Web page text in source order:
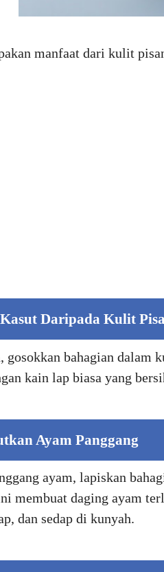
manfaat dari kulit
Daripada Kulit
gosokkan bahagian dalam
kain lap biasa yang
Ayam Panggang
ayam, lapiskan
membuat daging ayam
dan sedap di kunyah.